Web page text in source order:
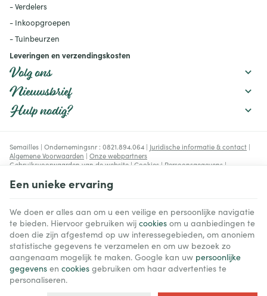
- Verdelers
- Inkoopgroepen
- Tuinbeurzen
Leveringen en verzendingskosten
Volg ons
Nieuwsbrief
Hulp nodig?
Semailles | Ondernemingsnr : 0821.894.064 | Juridische informatie & contact |
Algemene Voorwaarden | Onze webpartners
Gebruiksvoorwaarden van de website | Cookies | Persoonsgegevens |
© Copyright 2023-2026 -E-net Business
handelaars, zelfstandigen & Kmo's.
Een unieke ervaring
We doen er alles aan om u een veilige en persoonlijke navigatie
te bieden. Hiervoor gebruiken wij cookies om u aanbiedingen te
doen die zijn afgestemd op uw interessegebieden, om anoniem
statistische gegevens te verzamelen en om uw bezoek zo
aangenaam mogelijk te maken. Google kan uw persoonlijke
gegevens en cookies gebruiken om haar advertenties te
personaliseren.